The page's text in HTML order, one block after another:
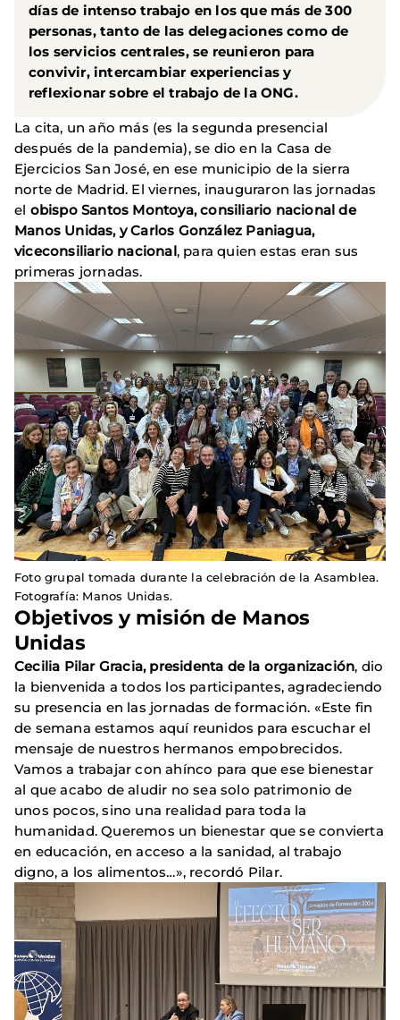
días de intenso trabajo en los que más de 300
personas, tanto de las delegaciones como de
los servicios centrales, se reunieron para
convivir, intercambiar experiencias y
reflexionar sobre el trabajo de la ONG.
La cita, un año más (es la segunda presencial
después de la pandemia), se dio en la Casa de
Ejercicios San José, en ese municipio de la sierra
norte de Madrid. El viernes, inauguraron las jornadas
el obispo Santos Montoya, consiliario nacional de
Manos Unidas, y Carlos González Paniagua,
viceconsiliario nacional, para quien estas eran sus
primeras jornadas.
Foto grupal tomada durante la celebración de la Asamblea.
Fotografía: Manos Unidas.
Objetivos y misión de Manos
Unidas
Cecilia Pilar Gracia, presidenta de la organización, dio
la bienvenida a todos los participantes, agradeciendo
su presencia en las jornadas de formación. «Este fin
de semana estamos aquí reunidos para escuchar el
mensaje de nuestros hermanos empobrecidos.
Vamos a trabajar con ahínco para que ese bienestar
al que acabo de aludir no sea solo patrimonio de
unos pocos, sino una realidad para toda la
humanidad. Queremos un bienestar que se convierta
en educación, en acceso a la sanidad, al trabajo
digno, a los alimentos…», recordó Pilar.